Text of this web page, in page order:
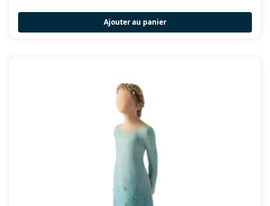
Ajouter au panier